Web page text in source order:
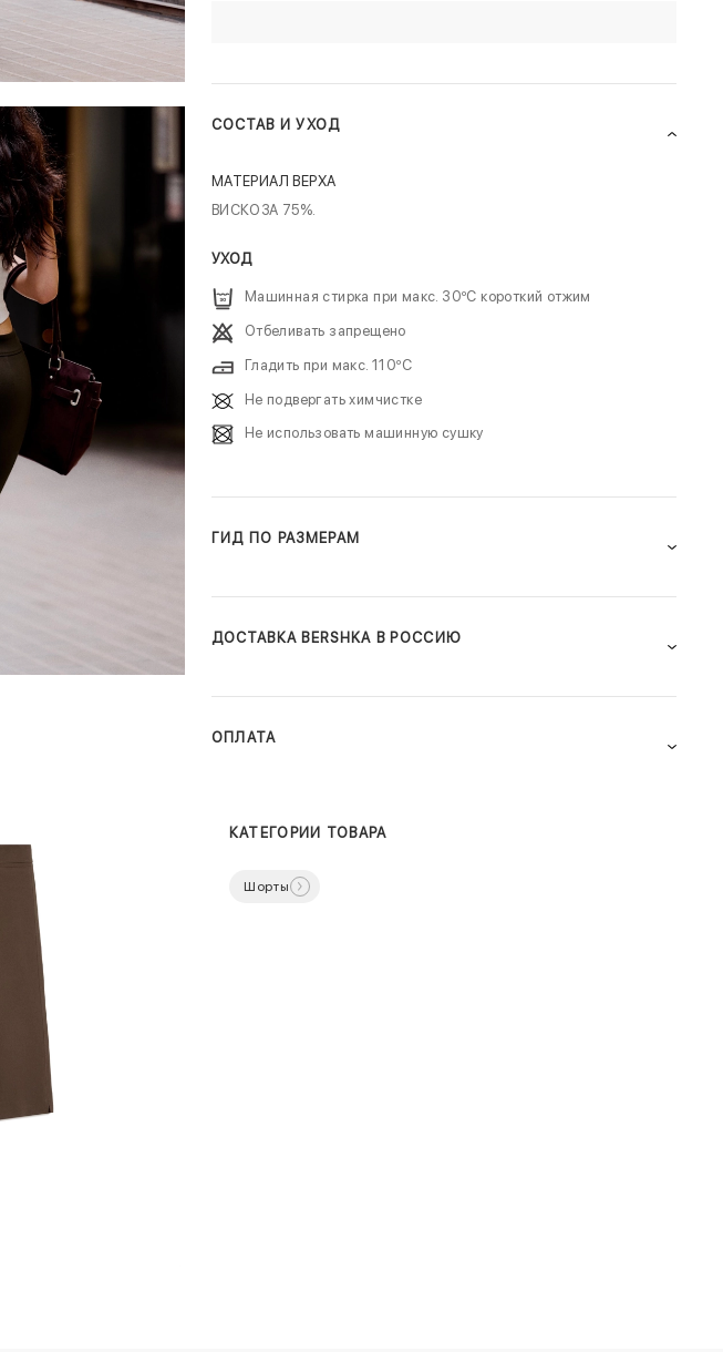
СОСТАВ И УХОД
МАТЕРИАЛ ВЕРХА
ВИСКОЗА 75%.
УХОД
Машинная стирка при макс. 30ºC короткий отжим
Отбеливать запрещено
Гладить при макс. 110ºC
Не подвергать химчистке
Не использовать машинную сушку
ГИД ПО РАЗМЕРАМ
ДОСТАВКА BERSHKA В РОССИЮ
ОПЛАТА
КАТЕГОРИИ ТОВАРА
Шорты